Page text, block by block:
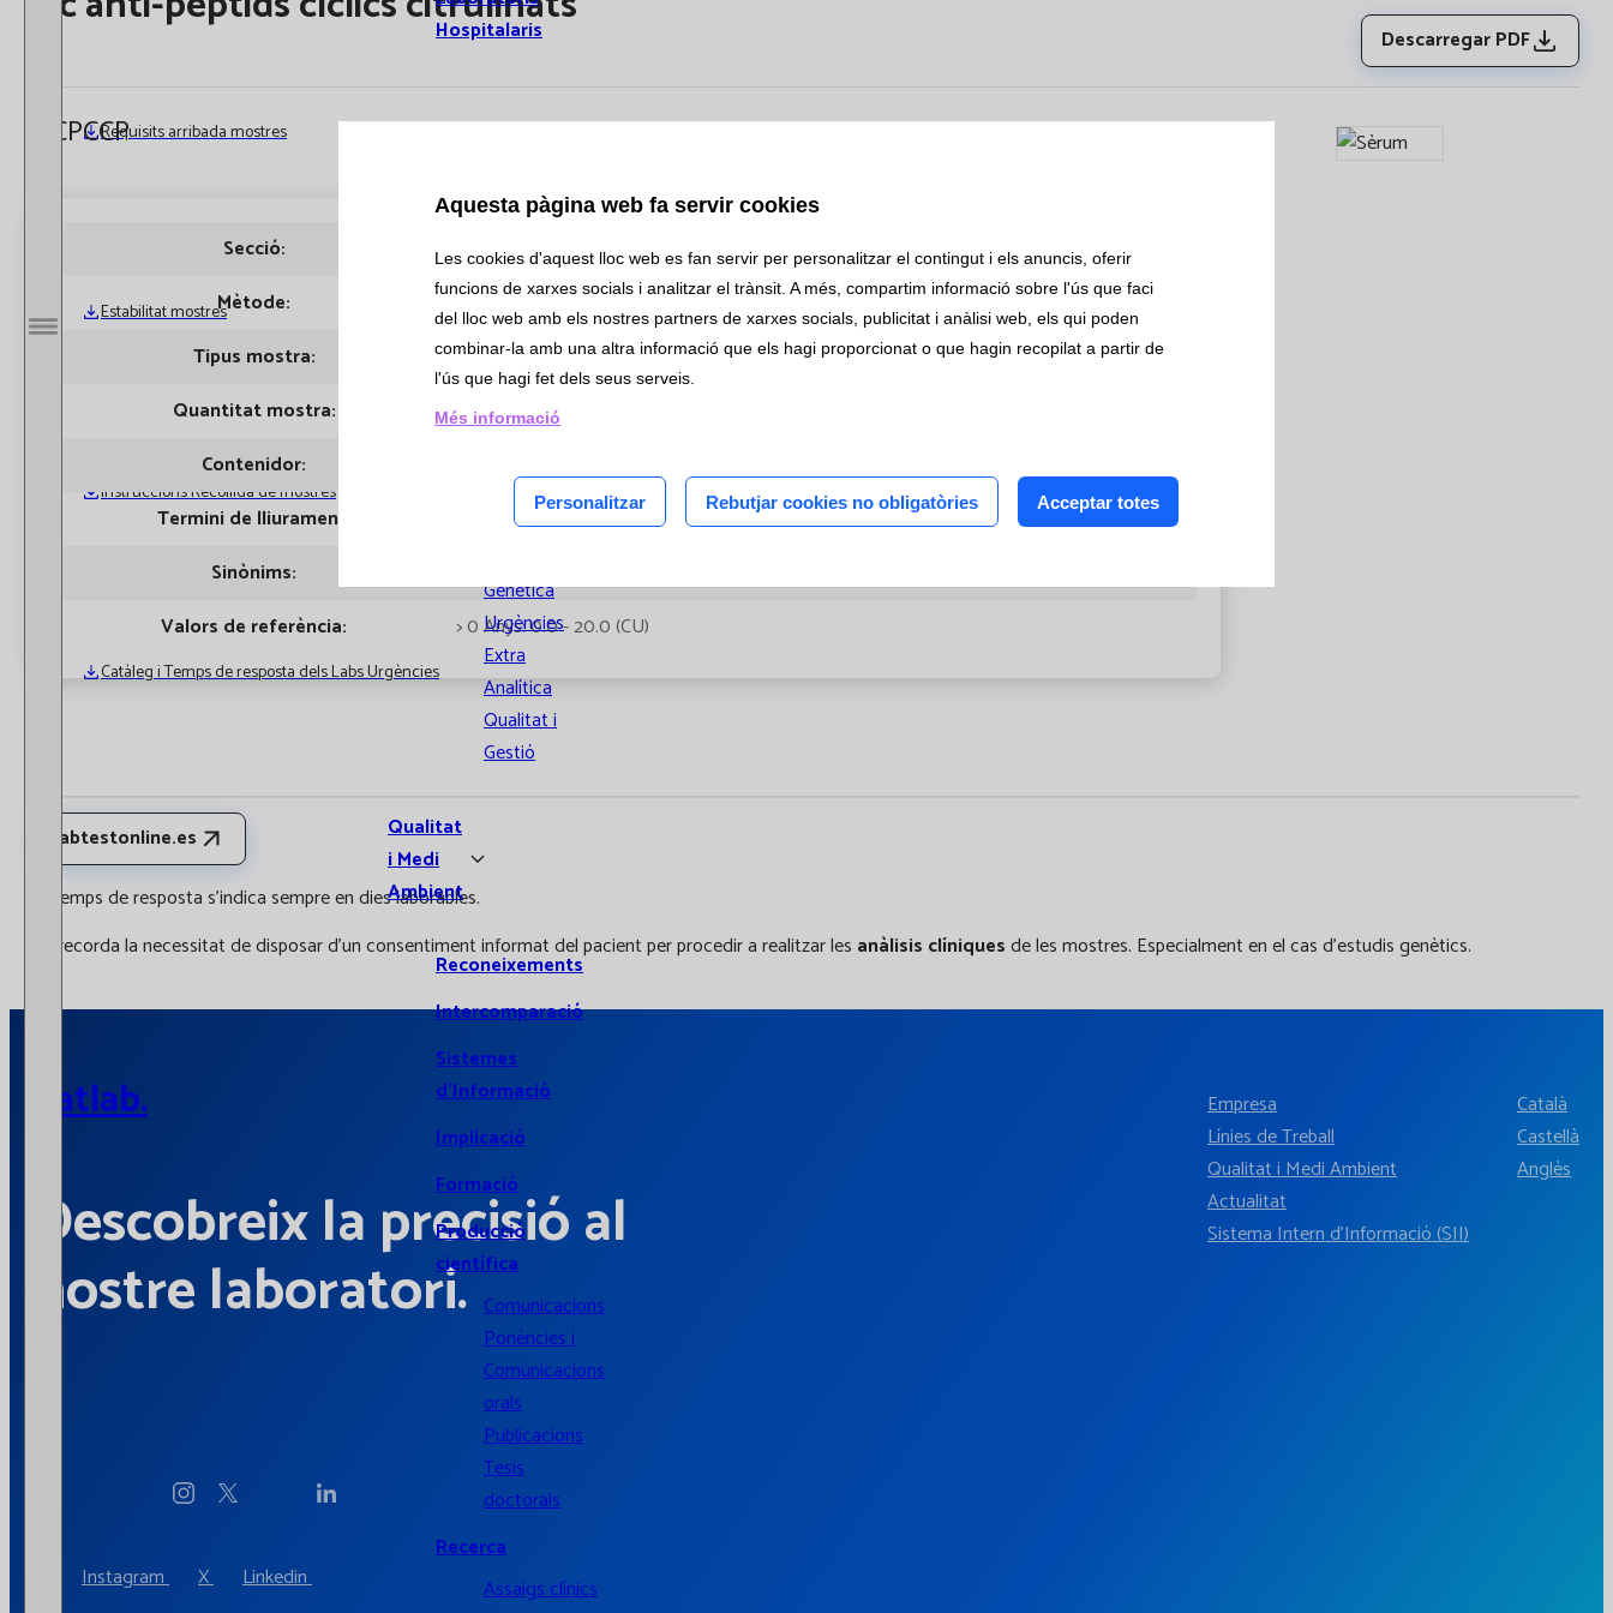
Obrir / Tancar menú
Hospitalaris
Butlletí Catlab
Informa
Subscripció
Butlletí
Bioquímica
Immunologia
Microbiologia
Genètica
Urgències
Extra
Analítica
Qualitat i
Gestió
Qualitat
i Medi
Ambient
Reconeixements
Intercomparació
Sistemes
d’Informació
Implicació
Formació
Producció
científica
Comunicacions
Ponències i
Comunicacions
orals
Publicacions
Tesis
doctorals
Recerca
Assaigs clínics
Descarregar PDF
ACPCCP
Secció:
Automimmunitat
Mètode:
Quimioluminiscencia
Tipus mostra:
Sèrum
Quantitat mostra:
200 µL
Contenidor:
Termini de lliurament:
Sinònims:
Valors de referència:
> 0 Anys: 0.0 - 20.0 (CU)
Requisits arribada mostres
Estabilitat mostres
Instruccions Recollida de mostres
Catàleg i Temps de resposta dels Labs Urgències
labtestonline.es
El temps de resposta s'indica sempre en dies laborables.
Es recorda la necessitat de disposar d'un consentiment informat del pacient per procedir a realitzar les anàlisis clíniquesde les mostres. Especialment en el cas d'estudis genètics.
Catlab.
Descobreix la precisió al
nostre laboratori.
Instagram X Linkedin
Empresa
Línies de Treball
Qualitat i Medi Ambient
Actualitat
Sistema Intern d'Informació (SII)
Català
Castellà
Anglès
Aquesta pàgina web fa servir cookies
Les cookies d'aquest lloc web es fan servir per personalitzar el contingut i els anuncis, oferir
funcions de xarxes socials i analitzar el trànsit. A més, compartim informació sobre l'ús que faci
del lloc web amb els nostres partners de xarxes socials, publicitat i anàlisi web, els qui poden
combinar-la amb una altra informació que els hagi proporcionat o que hagin recopilat a partir de
l'ús que hagi fet dels seus serveis.
Més informació
Personalitzar Rebutjar cookies no obligatòries Acceptar totes